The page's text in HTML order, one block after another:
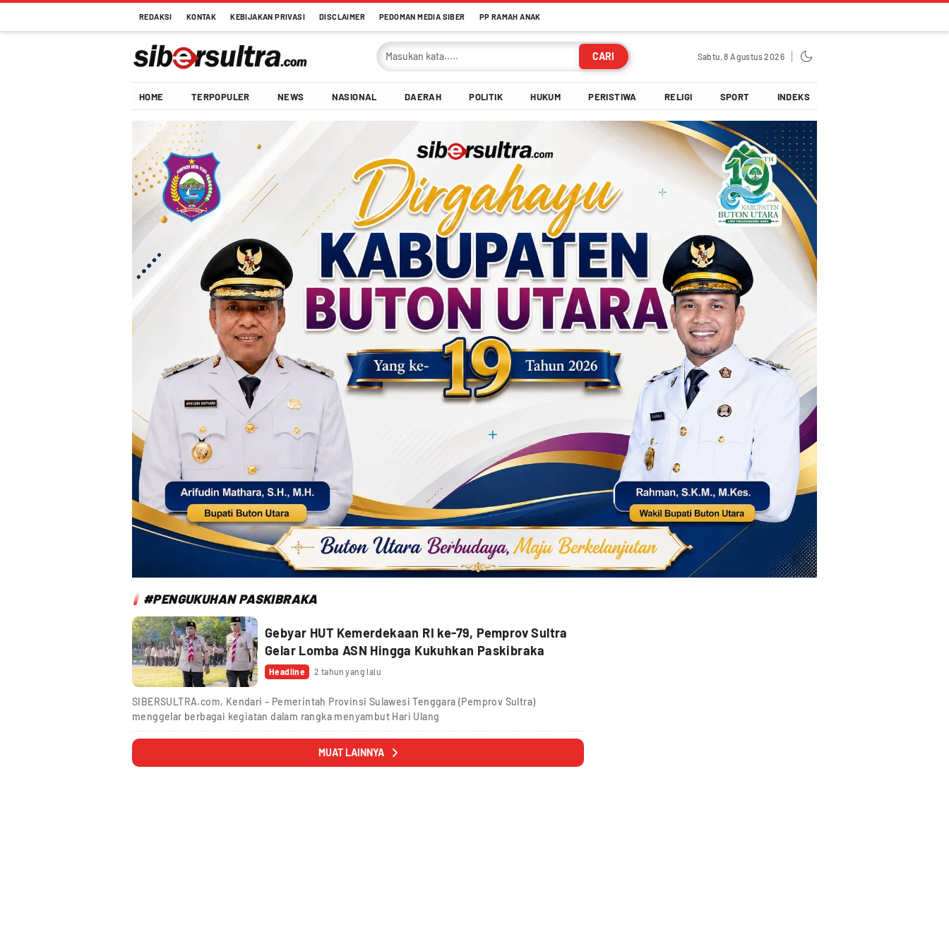
REDAKSI KONTAK KEBIJAKAN PRIVASI DISCLAIMER PEDOMAN MEDIA SIBER PP RAMAH ANAK
Sibersultra.com
Terdepan Memberitakan
CARI Sabtu, 8 Agustus 2026
HOME TERPOPULER NEWS NASIONAL DAERAH POLITIK HUKUM PERISTIWA RELIGI SPORT INDEKS
#PENGUKUHAN PASKIBRAKA
Gebyar HUT Kemerdekaan RI ke-79, Pemprov Sultra
Gelar Lomba ASN Hingga Kukuhkan Paskibraka
Headline 2 tahun yang lalu
SIBERSULTRA.com, Kendari – Pemerintah Provinsi Sulawesi Tenggara (Pemprov Sultra)
menggelar berbagai kegiatan dalam rangka menyambut Hari Ulang
MUAT LAINNYA